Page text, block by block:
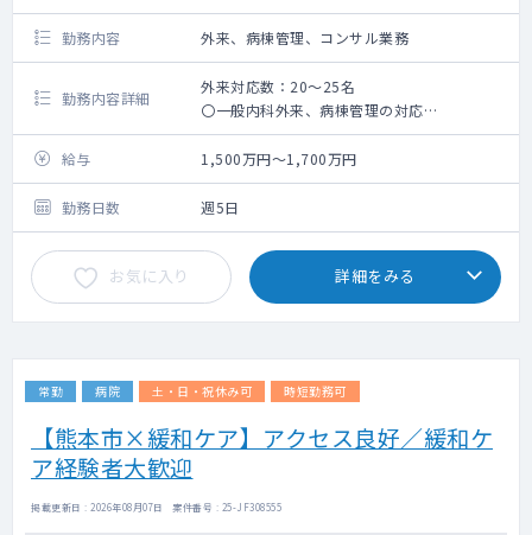
勤務内容 外来、病棟管理、コンサル業務
勤務内容詳細
外来対応数：20～25名
〇一般内科外来、病棟管理の対応
〇下肢救済センター患者の糖尿病合併症治療
をお願いいたします。（血糖コントロール
等）
給与 1,500万円～1,700万円
勤務日数 週5日
お気に入り 詳細をみる
常勤 病院 土・日・祝休み可 時短勤務可
【熊本市×緩和ケア】アクセス良好／緩和ケ
ア経験者大歓迎
掲載更新日 : 2026年08月07日 案件番号 : 25-JF308555